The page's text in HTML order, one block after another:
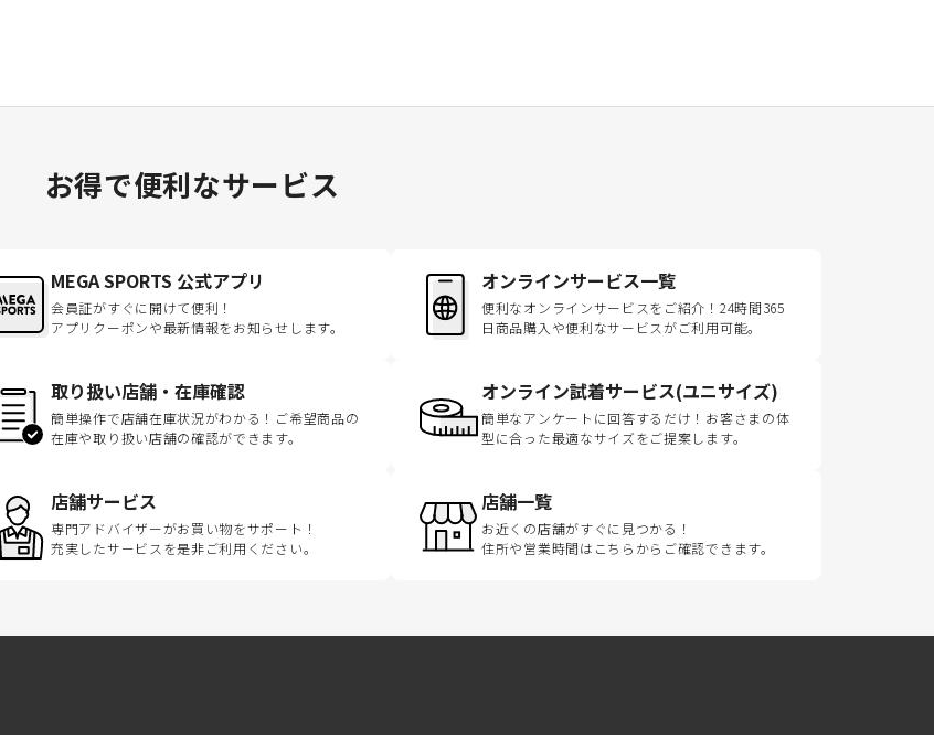
お得で便利なサービス
MEGA SPORTS 公式アプリ
会員証がすぐに開けて便利！
アプリクーポンや最新情報をお知らせします。
オンラインサービス一覧
便利なオンラインサービスをご紹介！24時間365
日商品購入や便利なサービスがご利用可能。
取り扱い店舗・在庫確認
簡単操作で店舗在庫状況がわかる！ご希望商品の
在庫や取り扱い店舗の確認ができます。
オンライン試着サービス(ユニサイズ)
簡単なアンケートに回答するだけ！お客さまの体
型に合った最適なサイズをご提案します。
店舗サービス
専門アドバイザーがお買い物をサポート！
充実したサービスを是非ご利用ください。
店舗一覧
お近くの店舗がすぐに見つかる！
住所や営業時間はこちらからご確認できます。